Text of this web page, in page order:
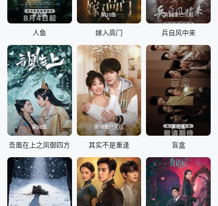
第10集
人鱼
第10集
嫁入高门
第36集已完结
兵自风中来
第06集
吾凰在上之凤御四方
第16集已完结
其实不是重逢
第12集
盲盒